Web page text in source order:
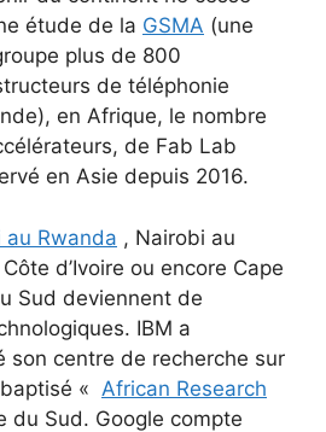
étude de la GSMA (une
plus de 800
de téléphonie
en Afrique, le nombre
de Fab Lab
en Asie depuis 2016.
au Rwanda , Nairobi au
d’Ivoire ou encore Cape
Sud deviennent de
IBM a
son centre de recherche sur
« African Research
du Sud. Google compte